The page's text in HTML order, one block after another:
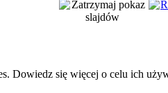
Dowiedz się więcej o celu ich